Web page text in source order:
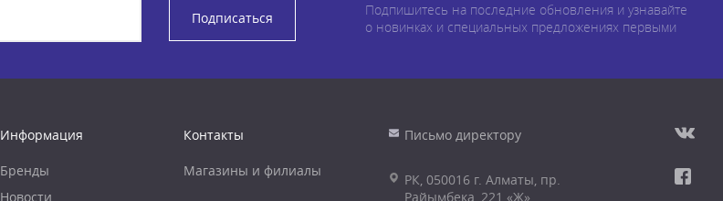
Подписаться
Подпишитесь на последние обновления и узнавайте
о новинках и специальных предложениях первыми
Информация
Бренды
Новости
Контакты
Магазины и филиалы
Письмо директору
РК, 050016 г. Алматы, пр.
Райымбека, 221 «Ж»